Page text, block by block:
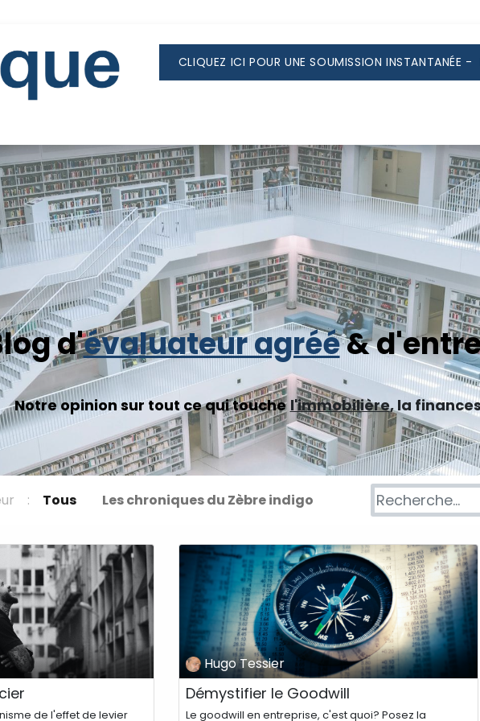
CLIQUEZ ICI POUR UNE SOUMISSION INSTANTANÉE -
d'évaluateur agréé&
Notre opinion sur tout ce qui touche l'immobilière, la
: Tous Les chroniques du Zèbre indigo
de l'effet de levier
Hugo Tessier
Démystifier le Goodwill
Le goodwill en entreprise, c'est quoi? Posez la